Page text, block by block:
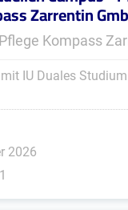
Zarrentin
Kompass
IU Duales
2026